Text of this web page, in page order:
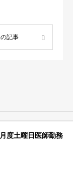
記事
度土曜日医師勤務